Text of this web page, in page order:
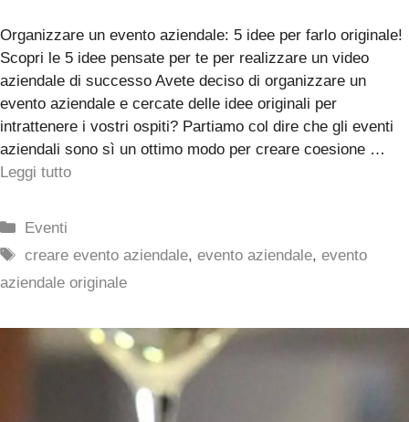
Organizzare un evento aziendale: 5 idee per farlo originale!
Scopri le 5 idee pensate per te per realizzare un video
aziendale di successo Avete deciso di organizzare un
evento aziendale e cercate delle idee originali per
intrattenere i vostri ospiti? Partiamo col dire che gli eventi
aziendali sono sì un ottimo modo per creare coesione …
Leggi tutto
Categorie
Eventi
Tag
creare evento aziendale,evento aziendale,evento
aziendale originale